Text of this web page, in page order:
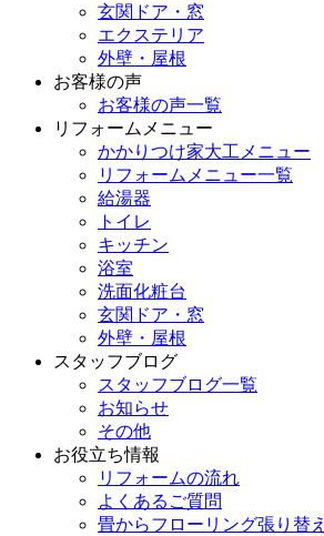
玄関ドア・窓
エクステリア
外壁・屋根
お客様の声
お客様の声一覧
リフォームメニュー
かかりつけ家大工メニュー
リフォームメニュー一覧
給湯器
トイレ
キッチン
浴室
洗面化粧台
玄関ドア・窓
外壁・屋根
スタッフブログ
スタッフブログ一覧
お知らせ
その他
お役立ち情報
リフォームの流れ
よくあるご質問
畳からフローリング張り替え